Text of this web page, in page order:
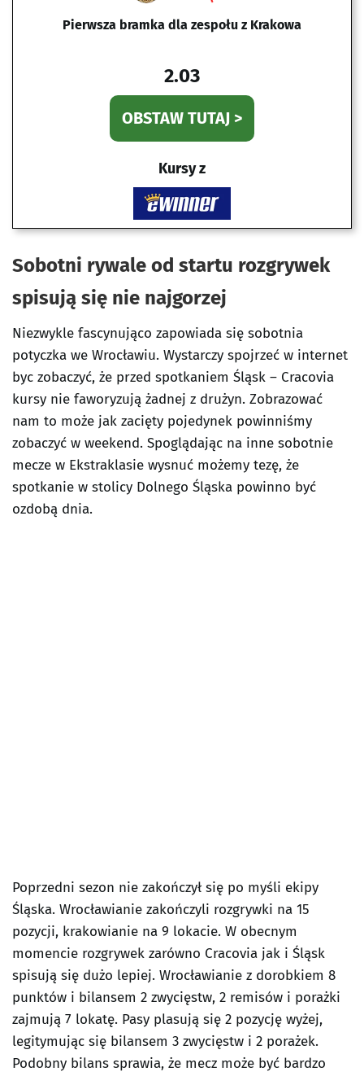
Pierwsza bramka dla zespołu z Krakowa
2.03
OBSTAW TUTAJ >
Kursy z
Sobotni rywale od startu rozgrywek
spisują się nie najgorzej
Niezwykle fascynująco zapowiada się sobotnia
potyczka we Wrocławiu. Wystarczy spojrzeć w internet
byc zobaczyć, że przed spotkaniem Śląsk – Cracovia
kursy nie faworyzują żadnej z drużyn. Zobrazować
nam to może jak zacięty pojedynek powinniśmy
zobaczyć w weekend. Spoglądając na inne sobotnie
mecze w Ekstraklasie wysnuć możemy tezę, że
spotkanie w stolicy Dolnego Śląska powinno być
ozdobą dnia.
Poprzedni sezon nie zakończył się po myśli ekipy
Śląska. Wrocławianie zakończyli rozgrywki na 15
pozycji, krakowianie na 9 lokacie. W obecnym
momencie rozgrywek zarówno Cracovia jak i Śląsk
spisują się dużo lepiej. Wrocławianie z dorobkiem 8
punktów i bilansem 2 zwycięstw, 2 remisów i porażki
zajmują 7 lokatę. Pasy plasują się 2 pozycję wyżej,
legitymując się bilansem 3 zwycięstw i 2 porażek.
Podobny bilans sprawia, że mecz może być bardzo